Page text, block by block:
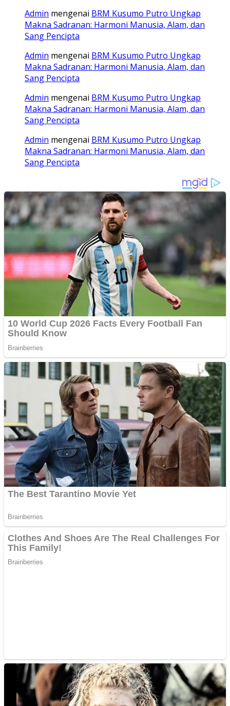
Admin mengenai BRM Kusumo Putro Ungkap
Makna Sadranan: Harmoni Manusia, Alam, dan
Sang Pencipta
Admin mengenai BRM Kusumo Putro Ungkap
Makna Sadranan: Harmoni Manusia, Alam, dan
Sang Pencipta
Admin mengenai BRM Kusumo Putro Ungkap
Makna Sadranan: Harmoni Manusia, Alam, dan
Sang Pencipta
Admin mengenai BRM Kusumo Putro Ungkap
Makna Sadranan: Harmoni Manusia, Alam, dan
Sang Pencipta